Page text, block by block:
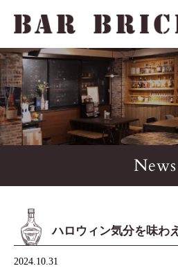
News
ハロウィン気分を味わ
2024.10.31